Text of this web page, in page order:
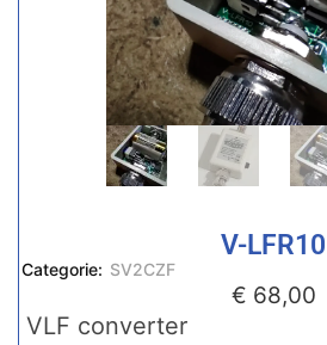
V-LFR10
Categorie: SV2CZF
€ 68,00
VLF converter